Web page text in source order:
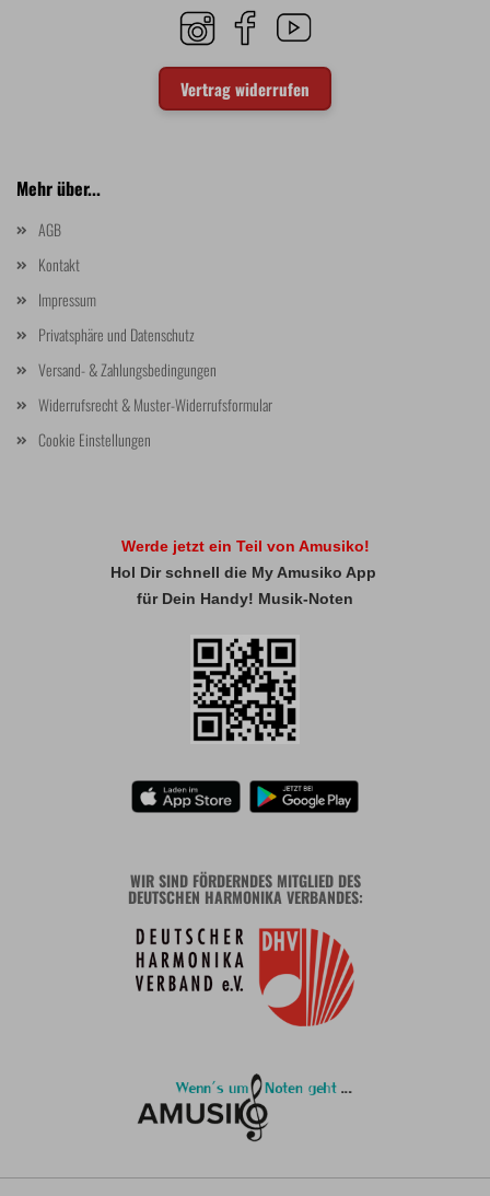
Vertrag widerrufen
Mehr über...
AGB
Kontakt
Impressum
Privatsphäre und Datenschutz
Versand- & Zahlungsbedingungen
Widerrufsrecht & Muster-Widerrufsformular
Cookie Einstellungen
Werde jetzt ein Teil von Amusiko!
Hol Dir schnell die My Amusiko App
für Dein Handy! Musik-Noten
WIR SIND FÖRDERNDES MITGLIED DES
DEUTSCHEN HARMONIKA VERBANDES: